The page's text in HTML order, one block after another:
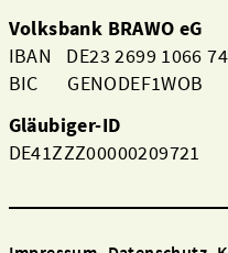
Volksbank BRAWO eG
IBAN DE23 2699 1066
BIC GENODEF1WOB
Gläubiger-ID
DE41ZZZ00000209721